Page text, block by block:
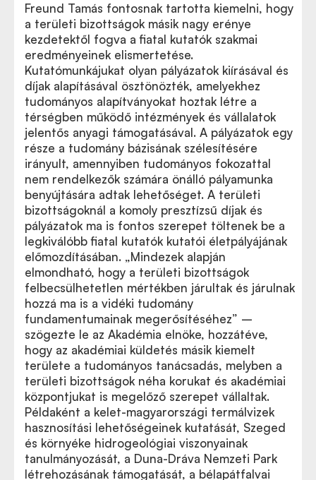
Freund Tamás fontosnak tartotta kiemelni, hogy
a területi bizottságok másik nagy erénye
kezdetektől fogva a fiatal kutatók szakmai
eredményeinek elismertetése.
Kutatómunkájukat olyan pályázatok kiírásával és
díjak alapításával ösztönözték, amelyekhez
tudományos alapítványokat hoztak létre a
térségben működő intézmények és vállalatok
jelentős anyagi támogatásával. A pályázatok egy
része a tudomány bázisának szélesítésére
irányult, amennyiben tudományos fokozattal
nem rendelkezők számára önálló pályamunka
benyújtására adtak lehetőséget. A területi
bizottságoknál a komoly presztízsű díjak és
pályázatok ma is fontos szerepet töltenek be a
legkiválóbb fiatal kutatók kutatói életpályájának
előmozdításában. „Mindezek alapján
elmondható, hogy a területi bizottságok
felbecsülhetetlen mértékben járultak és járulnak
hozzá ma is a vidéki tudomány
fundamentumainak megerősítéséhez” –
szögezte le az Akadémia elnöke, hozzátéve,
hogy az akadémiai küldetés másik kiemelt
területe a tudományos tanácsadás, melyben a
területi bizottságok néha korukat és akadémiai
központjukat is megelőző szerepet vállaltak.
Példaként a kelet-magyarországi termálvizek
hasznosítási lehetőségeinek kutatását, Szeged
és környéke hidrogeológiai viszonyainak
tanulmányozását, a Duna-Dráva Nemzeti Park
létrehozásának támogatását, a bélapátfalvai